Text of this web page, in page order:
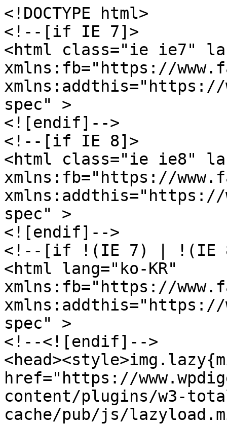
<!DOCTYPE html>
<!--[if IE 7]>
<html class="ie ie7"
xmlns:fb="https://
xmlns:addthis="https://
spec" >
<![endif]-->
<!--[if IE 8]>
<html class="ie ie8"
xmlns:fb="https://
xmlns:addthis="https://
spec" >
<![endif]-->
<!--[if !(IE 7) | !(IE
<html lang="ko-KR"
xmlns:fb="https://
xmlns:addthis="https://
spec" >
<!--<![endif]-->
href="https://
content/plugins/w3-
cache/pub/js/